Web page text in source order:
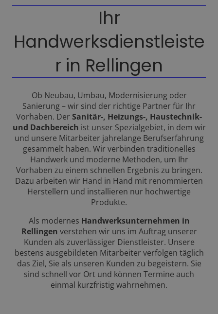
Ihr
Handwerksdienstleiste
r in Rellingen
Ob Neubau, Umbau, Modernisierung oder
Sanierung – wir sind der richtige Partner für Ihr
Vorhaben. Der Sanitär-, Heizungs-, Haustechnik-
und Dachbereich ist unser Spezialgebiet, in dem wir
und unsere Mitarbeiter jahrelange Berufserfahrung
gesammelt haben. Wir verbinden traditionelles
Handwerk und moderne Methoden, um Ihr
Vorhaben zu einem schnellen Ergebnis zu bringen.
Dazu arbeiten wir Hand in Hand mit renommierten
Herstellern und installieren nur hochwertige
Produkte.
Als modernes Handwerksunternehmen in
Rellingen verstehen wir uns im Auftrag unserer
Kunden als zuverlässiger Dienstleister. Unsere
bestens ausgebildeten Mitarbeiter verfolgen täglich
das Ziel, Sie als unseren Kunden zu begeistern. Sie
sind schnell vor Ort und können Termine auch
einmal kurzfristig wahrnehmen.